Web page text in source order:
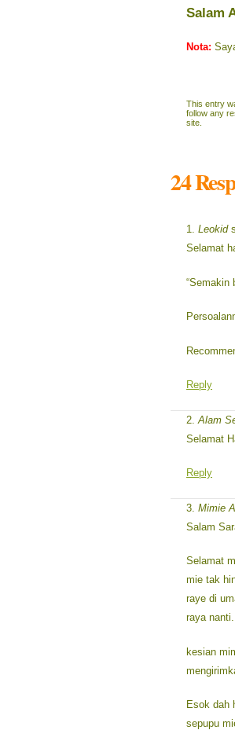
Salam
Nota:
This entry
follow any
site.
24
Leokid
Selamat
“Semakin
Reply
Alam
Selamat
Reply
Mimie
Salam
Selamat
mie tak
raye di
raya nanti.
kesian
Esok dah
sepupu